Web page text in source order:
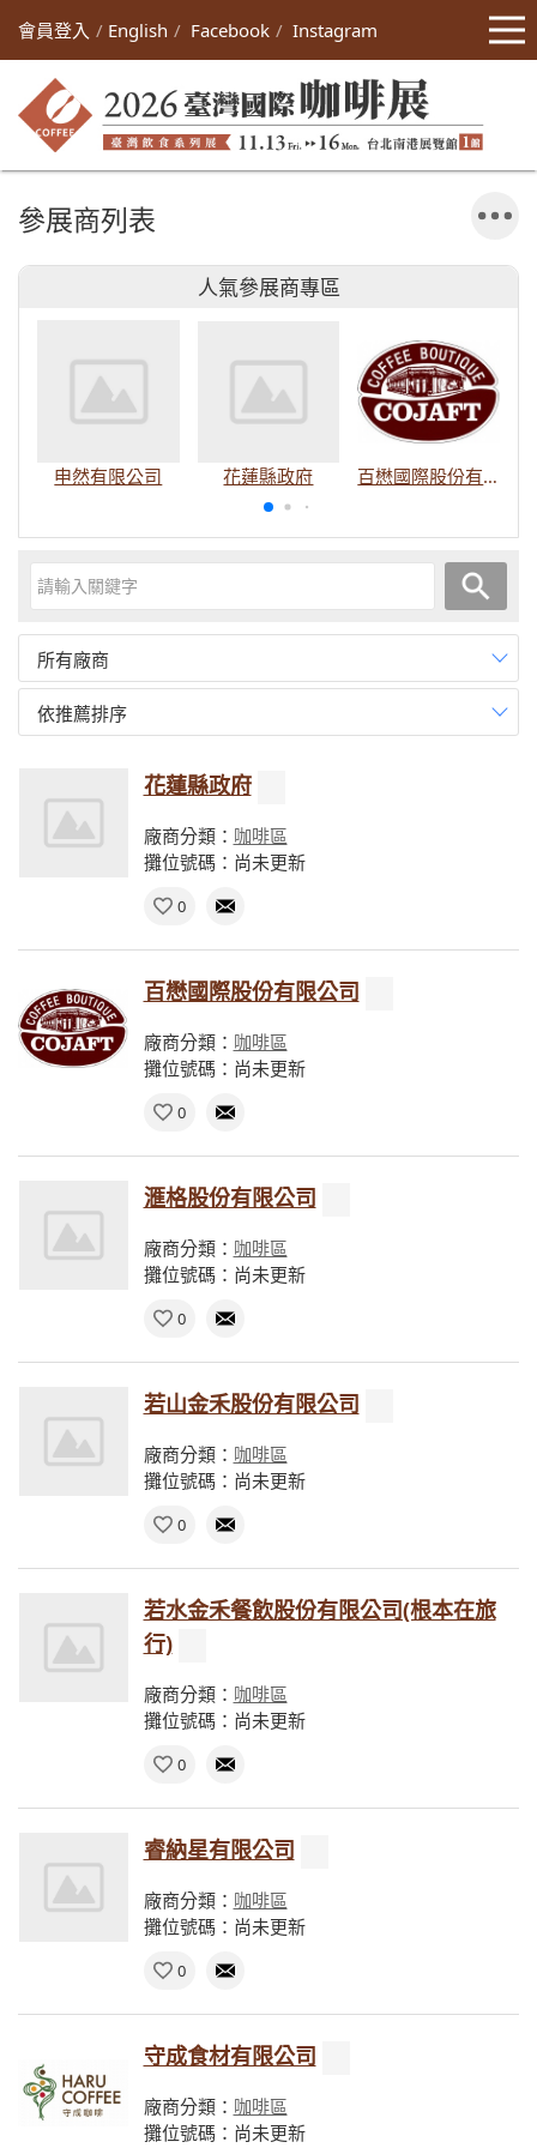
會員登入 English Facebook Instagram
參展商列表
人氣參展商專區
申然有限公司 花蓮縣政府 百懋國際股份有限公司
所有廠商
依推薦排序
花蓮縣政府
廠商分類： 咖啡區
攤位號碼：尚未更新
0
百懋國際股份有限公司
廠商分類： 咖啡區
攤位號碼：尚未更新
0
滙格股份有限公司
廠商分類： 咖啡區
攤位號碼：尚未更新
0
若山金禾股份有限公司
廠商分類： 咖啡區
攤位號碼：尚未更新
0
若水金禾餐飲股份有限公司(根本在旅
行)
廠商分類： 咖啡區
攤位號碼：尚未更新
0
睿納星有限公司
廠商分類： 咖啡區
攤位號碼：尚未更新
0
守成食材有限公司
廠商分類： 咖啡區
攤位號碼：尚未更新